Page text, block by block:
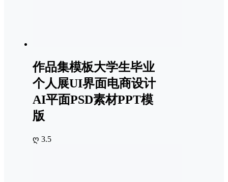
作品集模板大学生毕业
个人展UI界面电商设计
AI平面PSD素材PPT模
版
ღ 3.5